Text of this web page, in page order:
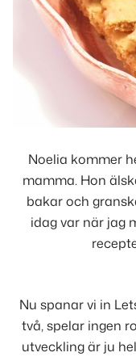
Noelia kommer
mamma. Hon
bakar och
idag var när jag
Nu spanar vi in
två, spelar ingen
utveckling är ju